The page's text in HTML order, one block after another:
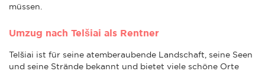
müssen.
Umzug nach Telšiai als Rentner
Telšiai ist für seine atemberaubende Landschaft, seine Seen
und seine Strände bekannt und bietet viele schöne Orte